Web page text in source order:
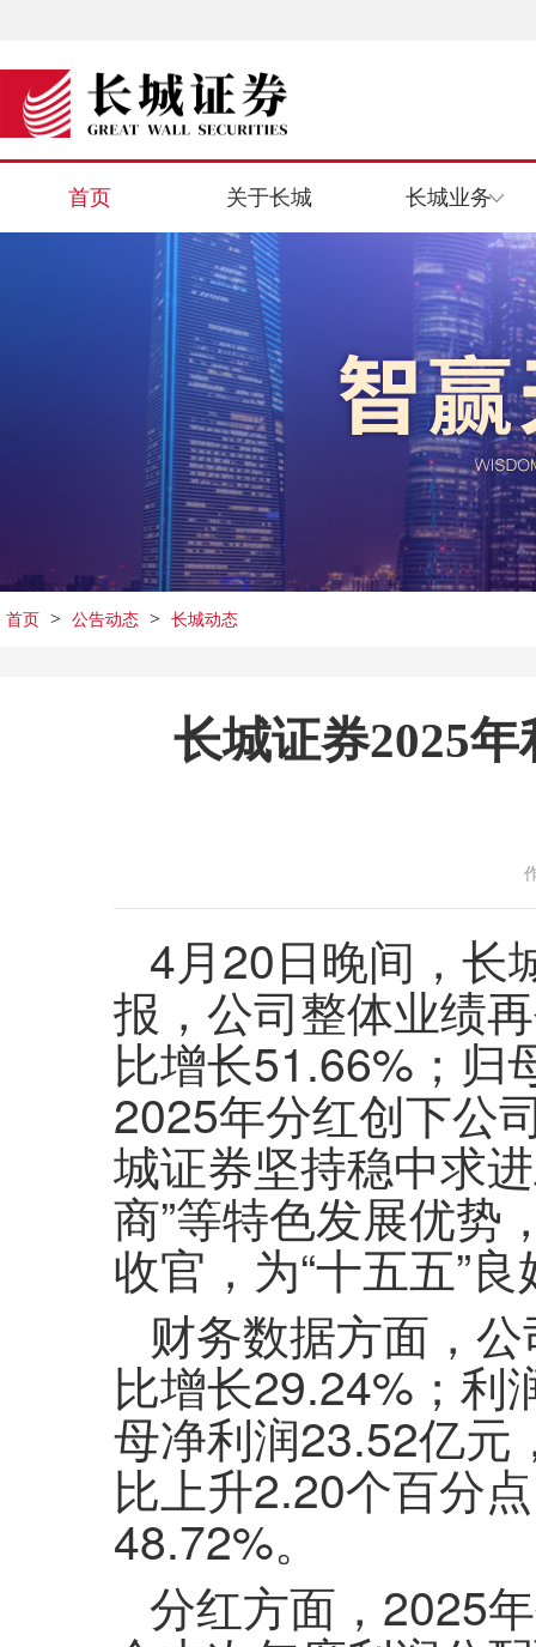
首页 关于长城 长城业务
首页 > 公告动态 > 长城动态
长城证券2025
4月20日晚间，长
报，公司整体业绩
比增长51.66%；归
2025年分红创下公
城证券坚持稳中求
商”等特色发展优势
收官，为“十五五”
财务数据方面，
比增长29.24%；利
母净利润23.52亿元
比上升2.20个百分
48.72%。
分红方面，2025